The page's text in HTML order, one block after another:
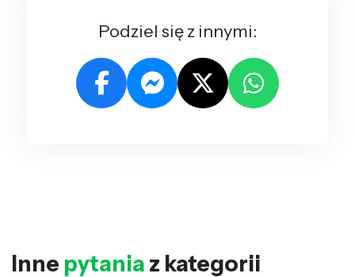
Podziel się z innymi:
Inne pytania z kategorii